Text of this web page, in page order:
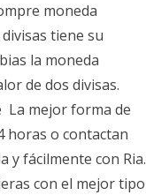
moneda
tiene su
la moneda
de dos divisas.
La mejor forma de
horas o contactan
y fácilmente con Ria.
con el mejor tipo